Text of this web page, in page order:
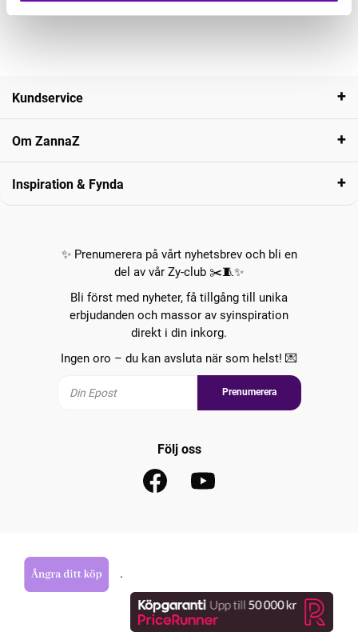
Kundservice
Om ZannaZ
Inspiration & Fynda
✨ Prenumerera på vårt nyhetsbrev och bli en
del av vår Zy-club ✂️🧵✨
Bli först med nyheter, få tillgång till unika
erbjudanden och massor av syinspiration
direkt i din inkorg.
Ingen oro – du kan avsluta när som helst! 💌
Prenumerera
Följ oss
.